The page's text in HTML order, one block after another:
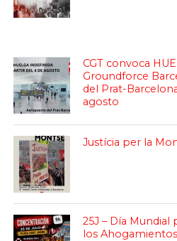
CGT convoca
Groundforce
del Prat-
agosto
Justícia per la
25J – Día Mundial
los Ahogamientos